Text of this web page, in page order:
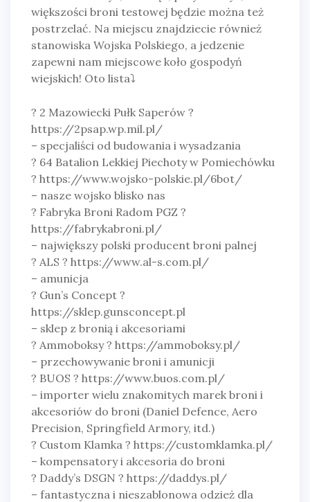
większości broni testowej będzie można też
postrzelać. Na miejscu znajdziecie również
stanowiska Wojska Polskiego, a jedzenie
zapewni nam miejscowe koło gospodyń
wiejskich! Oto lista⤵
? 2 Mazowiecki Pułk Saperów ?
https://2psap.wp.mil.pl/
– specjaliści od budowania i wysadzania
? 64 Batalion Lekkiej Piechoty w Pomiechówku
? https://www.wojsko-polskie.pl/6bot/
– nasze wojsko blisko nas
? Fabryka Broni Radom PGZ ?
https://fabrykabroni.pl/
– największy polski producent broni palnej
? ALS ? https://www.al-s.com.pl/
– amunicja
? Gun’s Concept ?
https://sklep.gunsconcept.pl
– sklep z bronią i akcesoriami
? Ammoboksy ? https://ammoboksy.pl/
– przechowywanie broni i amunicji
? BUOS ? https://www.buos.com.pl/
– importer wielu znakomitych marek broni i
akcesoriów do broni (Daniel Defence, Aero
Precision, Springfield Armory, itd.)
? Custom Klamka ? https://customklamka.pl/
– kompensatory i akcesoria do broni
? Daddy’s DSGN ? https://daddys.pl/
– fantastyczna i nieszablonowa odzież dla